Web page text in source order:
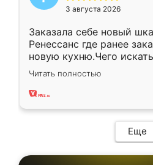
3 августа 2026
Заказала себе новый
Ренессанс где ранее
новую кухню.Чего
вполне довольна.
два года, нареканий нет.
Читать полностью
Еще